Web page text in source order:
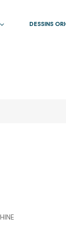
DESSINS